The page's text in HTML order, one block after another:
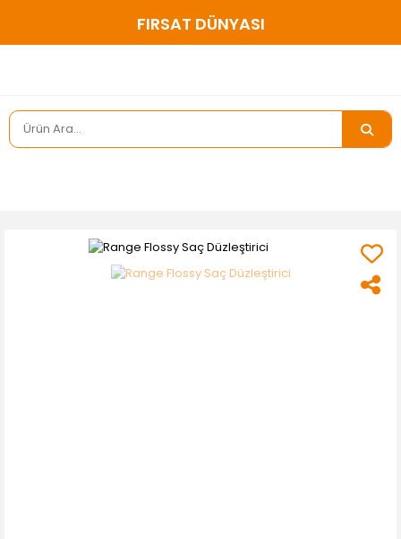
200 ₺ ve ÜZERİ ÜCRETSİZ KARGO